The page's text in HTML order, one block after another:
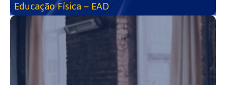
Educação Física – EAD